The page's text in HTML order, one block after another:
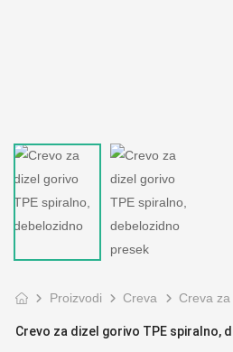
Proizvodi Creva Creva za
Crevo za dizel gorivo TPE spiralno,